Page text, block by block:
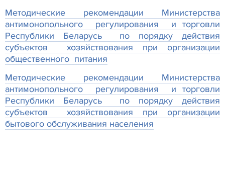
Методические рекомендации Министерства
антимонопольного регулирования и торговли
Республики Беларусь по порядку действия
субъектов хозяйствования при организации
общественного питания
Методические рекомендации Министерства
антимонопольного регулирования и торговли
Республики Беларусь по порядку действия
субъектов хозяйствования при организации
бытового обслуживания населения